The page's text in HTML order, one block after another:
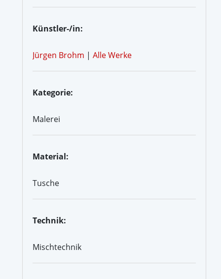
Künstler-/in:
Jürgen Brohm | Alle Werke
Kategorie:
Malerei
Material:
Tusche
Technik:
Mischtechnik